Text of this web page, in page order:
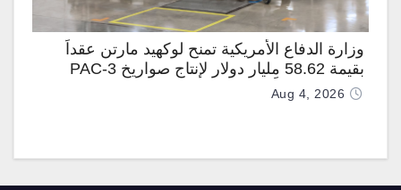
وزارة الدفاع الأمريكية تمنح لوكهيد مارتن عقداً
بقيمة 58.62 مليار دولار لإنتاج صواريخ PAC-3
المطوّرة دعماً لـ “ترسانة الحرية”
Aug 4, 2026